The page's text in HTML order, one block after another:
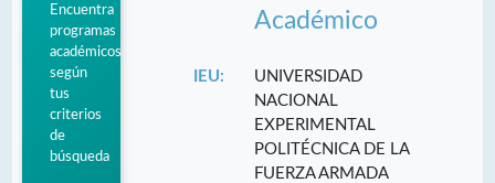
Encuentra
programas
académicos
según
tus
criterios
de
búsqueda
Académico
IEU:
UNIVERSIDAD
NACIONAL
EXPERIMENTAL
POLITÉCNICA DE LA
FUERZA ARMADA